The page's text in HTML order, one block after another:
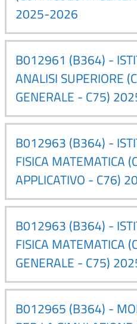
2025-2026
B012961 (B364) -
ANALISI SUPERIORE
GENERALE - C75)
B012963 (B364) -
FISICA MATEMATICA
APPLICATIVO - C76)
B012963 (B364) -
FISICA MATEMATICA
GENERALE - C75)
B012965 (B364) -